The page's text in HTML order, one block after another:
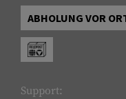
ABHOLUNG VOR
Support: